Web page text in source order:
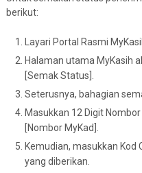
berikut:
Layari Portal Rasmi
Halaman utama MyKasih
[Semak Status].
Seterusnya, bahagian
Masukkan 12 Digit
[Nombor MyKad].
Kemudian, masukkan
yang diberikan.